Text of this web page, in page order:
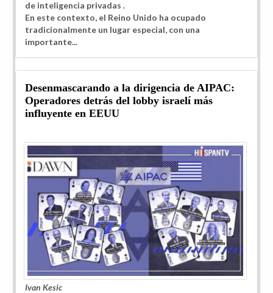
de inteligencia privadas .
En este contexto, el Reino Unido ha ocupado
tradicionalmente un lugar especial, con una
importante...
Desenmascarando a la dirigencia de AIPAC:
Operadores detrás del lobby israelí más
influyente en EEUU
Ivan Kesic